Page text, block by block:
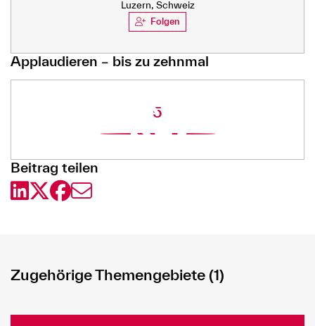
Luzern, Schweiz
Folgen
Applaudieren – bis zu zehnmal
5
Beitrag teilen
Zugehörige Themengebiete (1)